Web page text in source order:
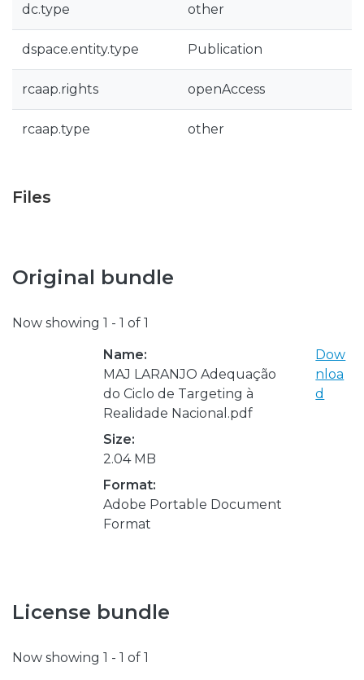
dc.type other
dspace.entity.type Publication
rcaap.rights openAccess
rcaap.type other
Files
Original bundle
Now showing 1 - 1 of 1
Name:
MAJ LARANJO Adequação
do Ciclo de Targeting à
Realidade Nacional.pdf
Size:
2.04 MB
Format:
Adobe Portable Document
Format
Dow
nloa
d
License bundle
Now showing 1 - 1 of 1